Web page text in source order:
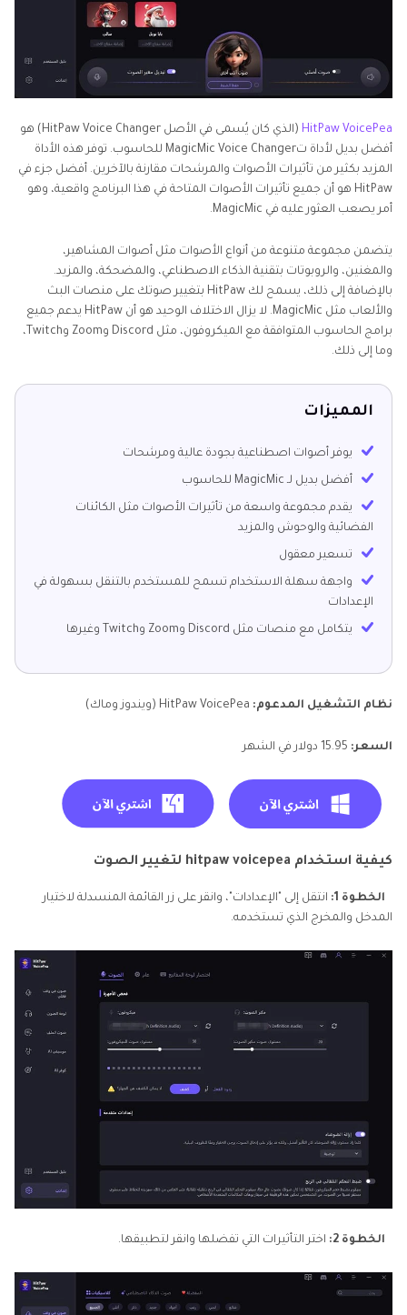
HitPaw VoicePea
(الذي كان يُسمى في الأصل HitPaw Voice Changer) هو
أفضل بديل لأداة تMagicMic Voice Changer للحاسوب. توفر هذه الأداة
المزيد بكثير من تأثيرات الأصوات والمرشحات مقارنة بالآخرين. أفضل جزء في
HitPaw هو أن جميع تأثيرات الأصوات المتاحة في هذا البرنامج واقعية، وهو
أمر يصعب العثور عليه في MagicMic.
يتضمن مجموعة متنوعة من أنواع الأصوات مثل أصوات المشاهير،
والمغنين، والروبوتات بتقنية الذكاء الاصطناعي، والمضحكة، والمزيد.
بالإضافة إلى ذلك، يسمح لك HitPaw بتغيير صوتك على منصات البث
والألعاب مثل MagicMic. لا يزال الاختلاف الوحيد هو أن HitPaw يدعم جميع
برامج الحاسوب المتوافقة مع الميكروفون، مثل Discord وZoom وTwitch،
وما إلى ذلك.
المميزات
يوفر أصوات اصطناعية بجودة عالية ومرشحات
أفضل بديل لـ MagicMic للحاسوب
يقدم مجموعة واسعة من تأثيرات الأصوات مثل الكائنات
الفضائية والوحوش والمزيد
تسعير معقول
واجهة سهلة الاستخدام تسمح للمستخدم بالتنقل بسهولة في
الإعدادات
يتكامل مع منصات مثل Discord وZoom وTwitch وغيرها
نظام التشغيل المدعوم: HitPaw VoicePea (ويندوز وماك)
السعر: 15.95 دولار في الشهر
كيفية استخدام hitpaw voicepea لتغيير الصوت
الخطوة 1:
انتقل إلى "الإعدادات"، وانقر على زر القائمة المنسدلة لاختيار
المدخل والمخرج الذي تستخدمه.
الخطوة 2: اختر التأثيرات التي تفضلها وانقر لتطبيقها.